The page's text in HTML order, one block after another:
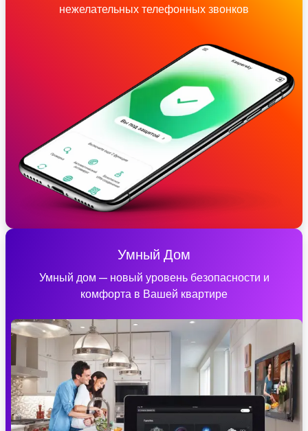
нежелательных телефонных звонков
Умный Дом
Умный дом — новый уровень безопасности и
комфорта в Вашей квартире